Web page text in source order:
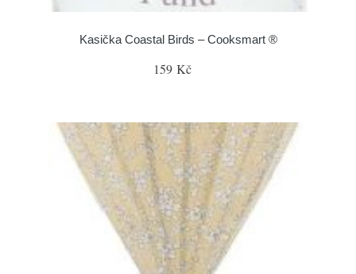
Kasička Coastal Birds – Cooksmart ®
159 Kč